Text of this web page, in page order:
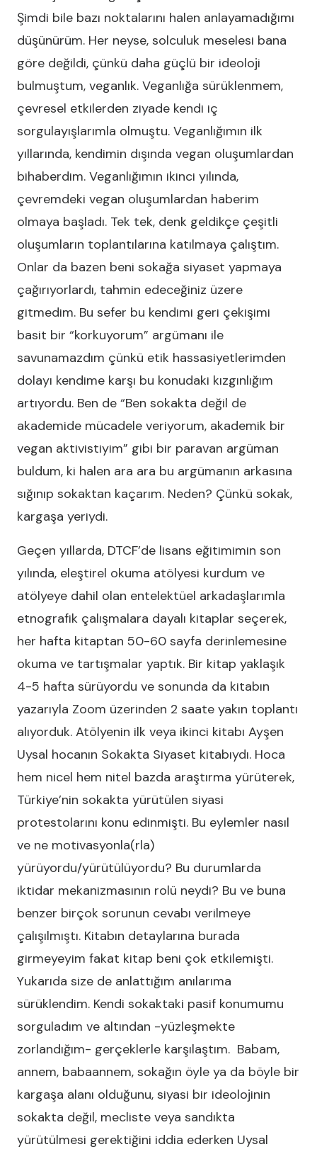
Şimdi bile bazı noktalarını halen anlayamadığımı
düşünürüm. Her neyse, solculuk meselesi bana
göre değildi, çünkü daha güçlü bir ideoloji
bulmuştum, veganlık. Veganlığa sürüklenmem,
çevresel etkilerden ziyade kendi iç
sorgulayışlarımla olmuştu. Veganlığımın ilk
yıllarında, kendimin dışında vegan oluşumlardan
bihaberdim. Veganlığımın ikinci yılında,
çevremdeki vegan oluşumlardan haberim
olmaya başladı. Tek tek, denk geldikçe çeşitli
oluşumların toplantılarına katılmaya çalıştım.
Onlar da bazen beni sokağa siyaset yapmaya
çağırıyorlardı, tahmin edeceğiniz üzere
gitmedim. Bu sefer bu kendimi geri çekişimi
basit bir “korkuyorum” argümanı ile
savunamazdım çünkü etik hassasiyetlerimden
dolayı kendime karşı bu konudaki kızgınlığım
artıyordu. Ben de “Ben sokakta değil de
akademide mücadele veriyorum, akademik bir
vegan aktivistiyim” gibi bir paravan argüman
buldum, ki halen ara ara bu argümanın arkasına
sığınıp sokaktan kaçarım. Neden? Çünkü sokak,
kargaşa yeriydi.
Geçen yıllarda, DTCF’de lisans eğitimimin son
yılında, eleştirel okuma atölyesi kurdum ve
atölyeye dahil olan entelektüel arkadaşlarımla
etnografik çalışmalara dayalı kitaplar seçerek,
her hafta kitaptan 50-60 sayfa derinlemesine
okuma ve tartışmalar yaptık. Bir kitap yaklaşık
4-5 hafta sürüyordu ve sonunda da kitabın
yazarıyla Zoom üzerinden 2 saate yakın toplantı
alıyorduk. Atölyenin ilk veya ikinci kitabı Ayşen
Uysal hocanın Sokakta Siyaset kitabıydı. Hoca
hem nicel hem nitel bazda araştırma yürüterek,
Türkiye’nin sokakta yürütülen siyasi
protestolarını konu edinmişti. Bu eylemler nasıl
ve ne motivasyonla(rla)
yürüyordu/yürütülüyordu? Bu durumlarda
iktidar mekanizmasının rolü neydi? Bu ve buna
benzer birçok sorunun cevabı verilmeye
çalışılmıştı. Kitabın detaylarına burada
girmeyeyim fakat kitap beni çok etkilemişti.
Yukarıda size de anlattığım anılarıma
sürüklendim. Kendi sokaktaki pasif konumumu
sorguladım ve altından -yüzleşmekte
zorlandığım- gerçeklerle karşılaştım. Babam,
annem, babaannem, sokağın öyle ya da böyle bir
kargaşa alanı olduğunu, siyasi bir ideolojinin
sokakta değil, mecliste veya sandıkta
yürütülmesi gerektiğini iddia ederken Uysal